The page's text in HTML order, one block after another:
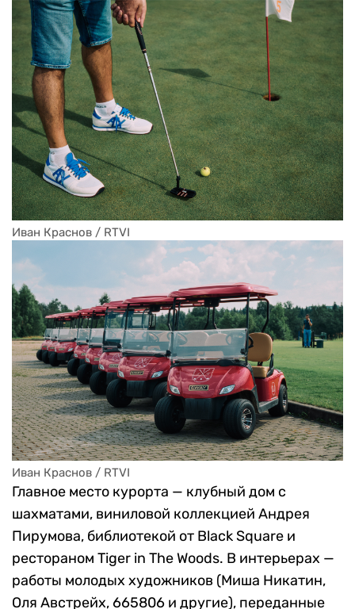
Иван Краснов / RTVI
Иван Краснов / RTVI
Главное место курорта — клубный дом с
шахматами, виниловой коллекцией Андрея
Пирумова, библиотекой от Black Square и
рестораном Tiger in The Woods. В интерьерах —
работы молодых художников (Миша Никатин,
Оля Австрейх, 665806 и другие), переданные